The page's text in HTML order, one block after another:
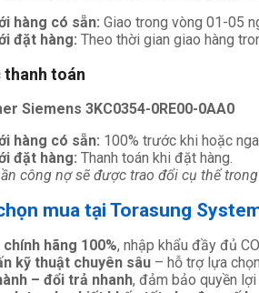
hàng có sẵn: Giao trong vòng 01-05
đặt hàng: Theo thời gian giao hàng
thanh toán
Siemens 3KC0354-0RE00-0AA0
hàng có sẵn: 100% trước khi hoặc
đặt hàng: Thanh toán khi đặt hàng.
công nợ sẽ được trao đổi cụ thể
mua tại Torasung
chính hãng 100%, nhập khẩu đầy đủ
kỹ thuật chuyên sâu – hỗ trợ lựa
– đổi trả nhanh, đảm bảo quyền lợi